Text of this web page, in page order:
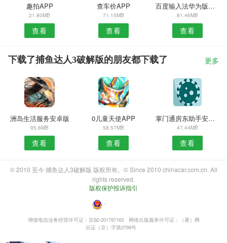
趣拍APP
21.80MB
查看
查车价APP
71.15MB
查看
百度输入法华为版安卓版
81.46MB
查看
下载了捕鱼达人3破解版的朋友都下载了 更多
洲岛生活服务安卓版
95.6MB
查看
0儿童天使APP
58.57MB
查看
掌门通房东助手安卓版
47.44MB
查看
© 2010 至今 捕鱼达人3破解版 版权所有。© Since 2010 chinacar.com.cn. All
rights reserved.
版权保护投诉指引
・
增值电信业务经营许可证：京B2-201797163
网络出版服务许可证：（署）网
出证（京）字第2799号